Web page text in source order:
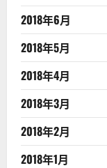
2018年6月
2018年5月
2018年4月
2018年3月
2018年2月
2018年1月